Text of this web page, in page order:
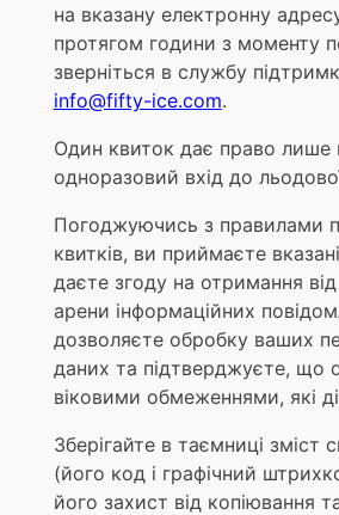
на вказану електронну
протягом години з моменту
зверніться в службу
info@fifty-ice.com.
Один квиток дає право лише
одноразовий вхід до
Погоджуючись з правилами
квитків, ви приймаєте
даєте згоду на отримання
арени інформаційних
дозволяєте обробку ваших
даних та підтверджуєте, що
віковими обмеженнями, які
Зберігайте в таємниці зміст
(його код і графічний
його захист від копіювання